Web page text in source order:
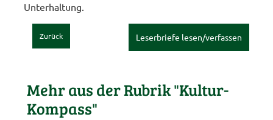
Unterhaltung.
Zurück Leserbriefe lesen/verfassen
Mehr aus der Rubrik "Kultur-
Kompass"